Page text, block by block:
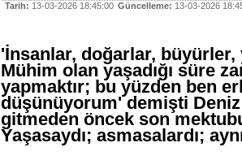
Tarih: 13-03-2026 18:45:00 Güncelleme: 13-03-2026
'İnsanlar, doğarlar,
Mühim olan yaşadığı süre
yapmaktır; bu yüzden ben
düşünüyorum' demişti
gitmeden öncek son
Yaşasaydı; asmasalardı;